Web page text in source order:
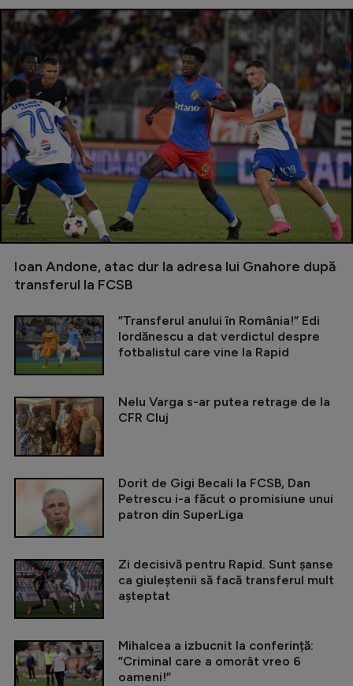
Ioan Andone, atac dur la adresa lui Gnahore după
transferul la FCSB
”Transferul anului în România!” Edi
Iordănescu a dat verdictul despre
fotbalistul care vine la Rapid
Nelu Varga s-ar putea retrage de la
CFR Cluj
Dorit de Gigi Becali la FCSB, Dan
Petrescu i-a făcut o promisiune unui
patron din SuperLiga
Zi decisivă pentru Rapid. Sunt șanse
ca giuleștenii să facă transferul mult
așteptat
Mihalcea a izbucnit la conferință:
”Criminal care a omorât vreo 6
oameni!”